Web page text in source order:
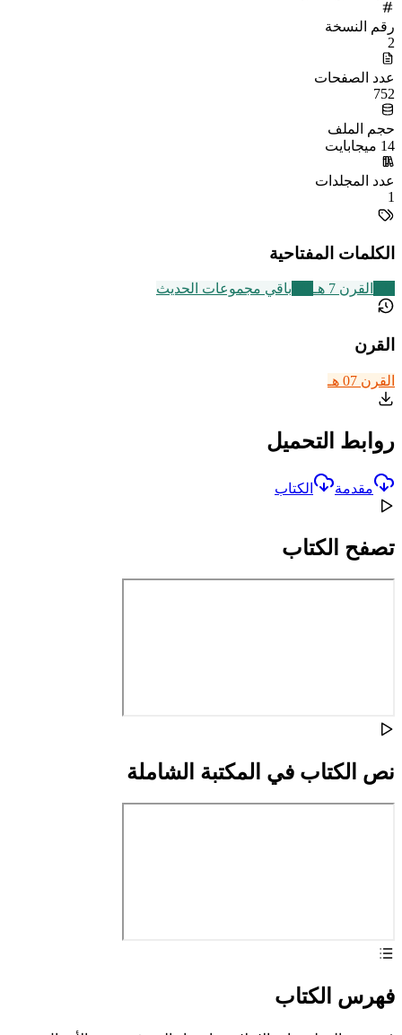
رقم النسخة
2
عدد الصفحات
752
حجم الملف
14 ميجابايت
عدد المجلدات
1
الكلمات المفتاحية
القرن 7 هـ باقي مجموعات الحديث
القرن
القرن 07 هـ
روابط التحميل
مقدمة الكتاب
تصفح الكتاب
نص الكتاب في المكتبة الشاملة
فهرس الكتاب